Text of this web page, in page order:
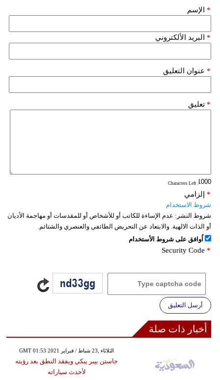
الإسم *
البريد الألكتروني *
عنوان التعليق *
تعليق *
: Characters Left
إلزامي *
شروط الاستخدام
شروط النشر: عدم الإساءة للكاتب أو للأشخاص أو للمقدسات أو مهاجمة الأديان
أو الذات الالهية. والابتعاد عن التحريض الطائفي والعنصري والشتائم.
اُوافق على شروط الأستخدام
Security Code *
أرسل التعليق
أخبار ذات صلة
GMT 01:53 2021 الثلاثاء ,23 شباط / فبراير
جاستن بيبر يبكي ويفقد النطق بعد رؤيته
لأحدث سياراته